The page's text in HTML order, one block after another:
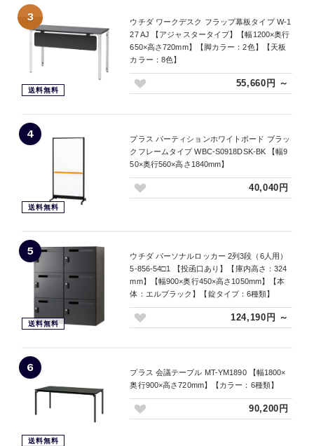
3
送料無料
ウチダ ワークデスク フラップ幕板タイプ W-1
27 AJ 【アジャスタータイプ】【幅1200×奥行
650×高さ720mm】【脚カラー：2色】【天板
カラー：8色】
55,660円 ～
4
送料無料
プラス パーティションホワイトボード ブラッ
クフレームタイプ WBC-S0918DSK-BK 【幅9
50×奥行560×高さ1840mm】
40,040円
5
送料無料
ウチダ パーソナルロッカー 2列3段（6人用）
5-856-54□1 【投函口あり】【庫内高さ：324
mm】【幅900×奥行450×高さ1050mm】【本
体：エルブラック】【錠タイプ：6種類】
124,190円 ～
6
送料無料
プラス 会議テーブル MT-YM1890 【幅1800×
奥行900×高さ720mm】【カラー：6種類】
90,200円